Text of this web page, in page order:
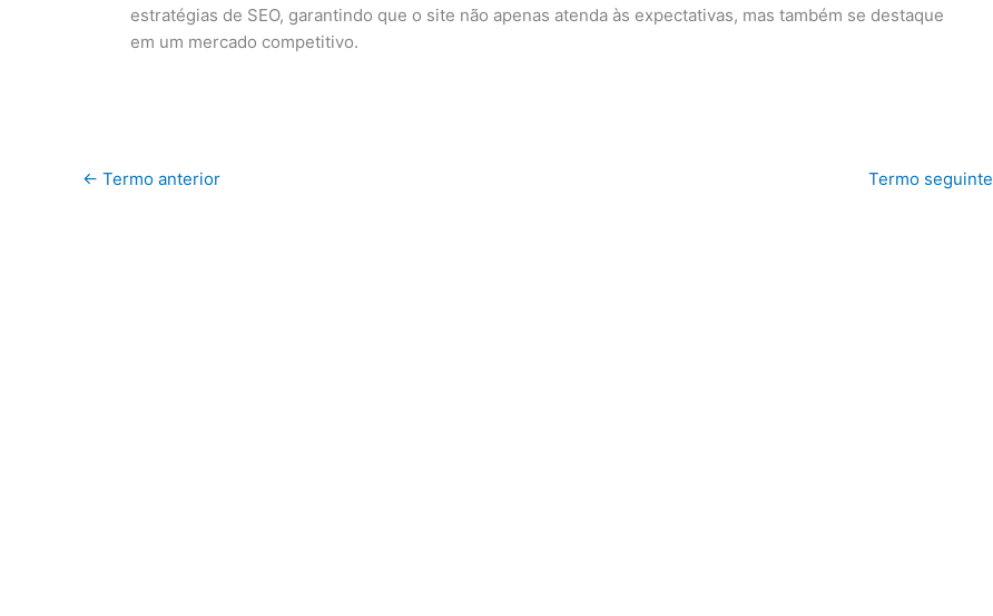
estratégias de SEO, garantindo que o site não apenas atenda às expectativas, mas também se destaque
em um mercado competitivo.
← Termo anterior Termo seguinte